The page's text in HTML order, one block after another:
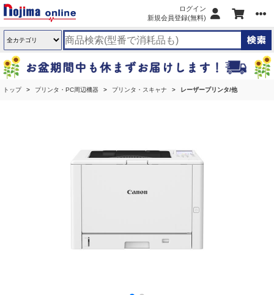
ログイン
新規会員登録(無料)
トップ プリンタ・PC周辺機器 プリンタ・スキャナ レーザープリンタ/他